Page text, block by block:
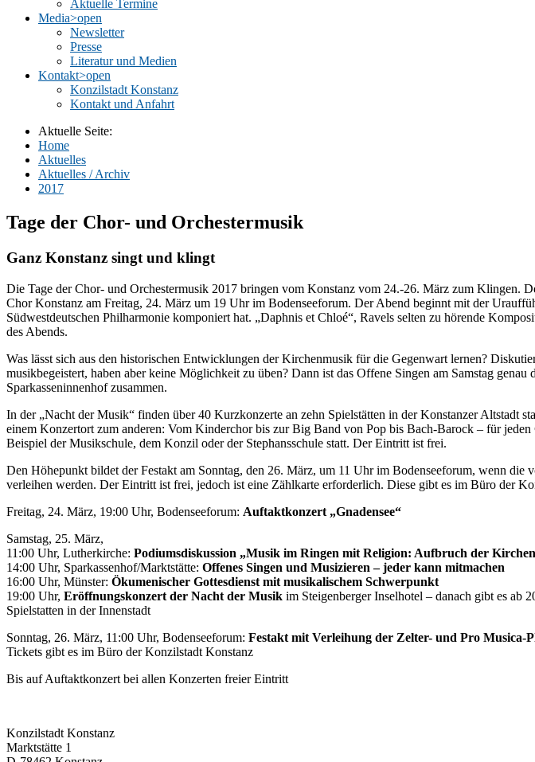
Aktuelle Termine
Media>open
Newsletter
Presse
Literatur und Medien
Kontakt>open
Konzilstadt Konstanz
Kontakt und Anfahrt
Aktuelle Seite:
Home
Aktuelles
Aktuelles / Archiv
2017
Tage der Chor- und Orchestermusik
Ganz Konstanz singt und klingt
Die Tage der Chor- und Orchestermusik 2017 bringen vom Konstanz vom 24.-26. März zum Klingen.
Chor Konstanz am Freitag, 24. März um 19 Uhr im Bodenseeforum. Der Abend beginnt mit der
Südwestdeutschen Philharmonie komponiert hat. „Daphnis et Chloé“, Ravels selten zu hörende
des Abends.
Was lässt sich aus den historischen Entwicklungen der Kirchenmusik für die Gegenwart lernen?
musikbegeistert, haben aber keine Möglichkeit zu üben? Dann ist das Offene Singen am Samstag
Sparkasseninnenhof zusammen.
In der „Nacht der Musik“ finden über 40 Kurzkonzerte an zehn Spielstätten in der Konstanzer
einem Konzertort zum anderen: Vom Kinderchor bis zur Big Band von Pop bis Bach-Barock – für
Beispiel der Musikschule, dem Konzil oder der Stephansschule statt. Der Eintritt ist frei.
Den Höhepunkt bildet der Festakt am Sonntag, den 26. März, um 11 Uhr im Bodenseeforum, wenn
verleihen werden. Der Eintritt ist frei, jedoch ist eine Zählkarte erforderlich. Diese gibt es im Büro der
Freitag, 24. März, 19:00 Uhr, Bodenseeforum: Auftaktkonzert „Gnadensee“
Samstag, 25. März,
11:00 Uhr, Lutherkirche: Podiumsdiskussion „Musik im Ringen mit Religion: Aufbruch der
14:00 Uhr, Sparkassenhof/Marktstätte: Offenes Singen und Musizieren – jeder kann mitmachen
16:00 Uhr, Münster: Ökumenischer Gottesdienst mit musikalischem Schwerpunkt
19:00 Uhr, Eröffnungskonzert der Nacht der Musik im Steigenberger Inselhotel – danach gibt es ab
Spielstatten in der Innenstadt
Sonntag, 26. März, 11:00 Uhr, Bodenseeforum: Festakt mit Verleihung der Zelter- und Pro Musica-
Tickets gibt es im Büro der Konzilstadt Konstanz
Bis auf Auftaktkonzert bei allen Konzerten freier Eintritt
Konzilstadt Konstanz
Marktstätte 1